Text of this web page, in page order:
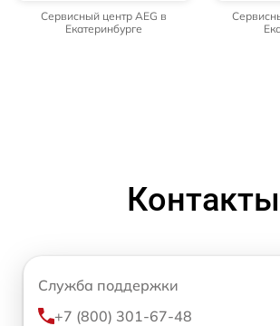
Сервисный центр AEG в
Екатеринбурге
Контакты
Служба поддержки
+7 (800) 301-67-48